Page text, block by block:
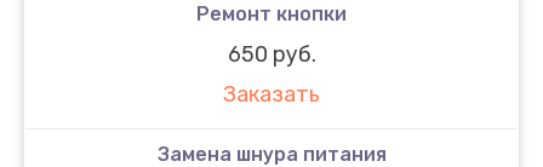
Ремонт кнопки
650 руб.
Заказать
Замена шнура питания